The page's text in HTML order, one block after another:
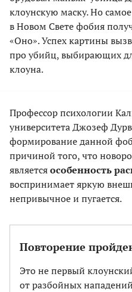
клоунскую маску. Но
в Новом Свете фобия
«Оно». Успех картины
про убийц, выбирающих
клоуна.
Профессор психологии
университета Джозеф
формирование данной
причиной того, что
являетсяособенность
воспринимает яркую
непривычное и пугается.
Повторение
Это не первый
от разбойных